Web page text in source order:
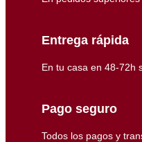
Entrega rápida
En tu casa en 48-72h
Pago seguro
Todos los pagos y